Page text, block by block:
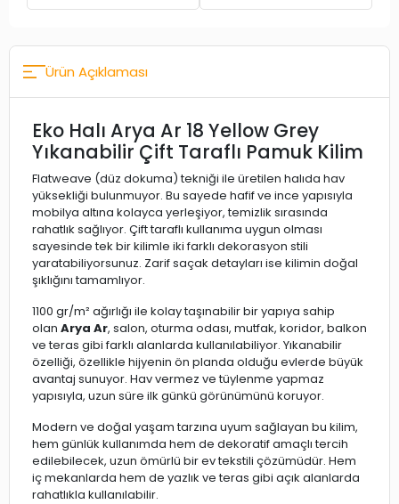
Ürün Açıklaması
Eko Halı Arya Ar 18 Yellow Grey
Yıkanabilir Çift Taraflı Pamuk Kilim
Flatweave (düz dokuma) tekniği ile üretilen halıda hav
yüksekliği bulunmuyor. Bu sayede hafif ve ince yapısıyla
mobilya altına kolayca yerleşiyor, temizlik sırasında
rahatlık sağlıyor. Çift taraflı kullanıma uygun olması
sayesinde tek bir kilimle iki farklı dekorasyon stili
yaratabiliyorsunuz. Zarif saçak detayları ise kilimin doğal
şıklığını tamamlıyor.
1100 gr/m² ağırlığı ile kolay taşınabilir bir yapıya sahip
olan Arya Ar, salon, oturma odası, mutfak, koridor, balkon
ve teras gibi farklı alanlarda kullanılabiliyor. Yıkanabilir
özelliği, özellikle hijyenin ön planda olduğu evlerde büyük
avantaj sunuyor. Hav vermez ve tüylenme yapmaz
yapısıyla, uzun süre ilk günkü görünümünü koruyor.
Modern ve doğal yaşam tarzına uyum sağlayan bu kilim,
hem günlük kullanımda hem de dekoratif amaçlı tercih
edilebilecek, uzun ömürlü bir ev tekstili çözümüdür. Hem
iç mekanlarda hem de yazlık ve teras gibi açık alanlarda
rahatlıkla kullanılabilir.